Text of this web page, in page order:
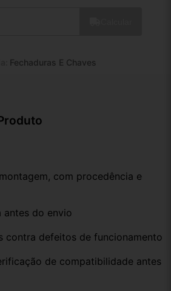
Fechaduras E Chaves
com procedência e
antes do envio
contra defeitos de funcionamento
de compatibilidade antes